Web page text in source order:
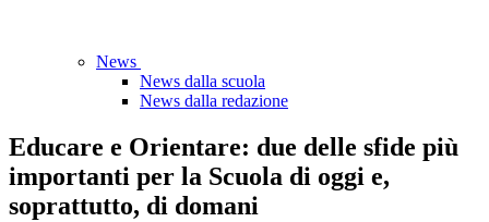
News
News dalla scuola
News dalla redazione
Educare e Orientare: due delle sfide più
importanti per la Scuola di oggi e,
soprattutto, di domani